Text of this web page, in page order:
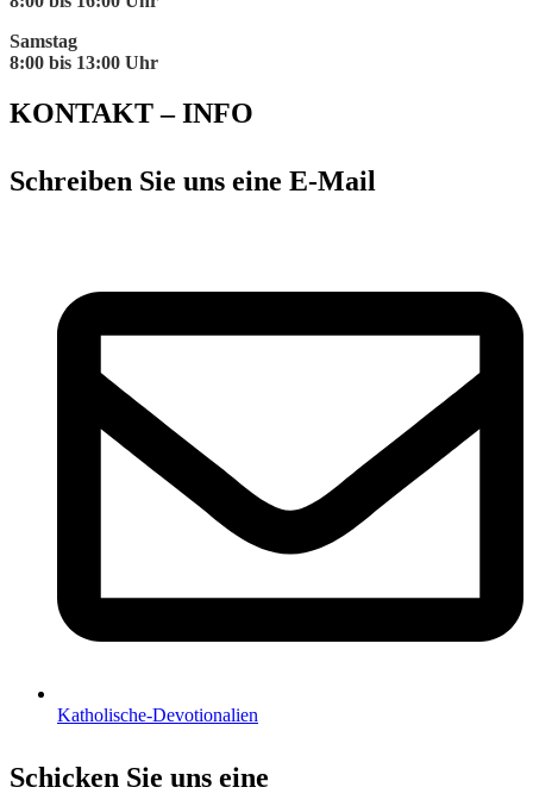
Samstag
8:00 bis 13:00 Uhr
KONTAKT – INFO
Schreiben Sie uns eine E-Mail
Katholische-Devotionalien
Schicken Sie uns eine